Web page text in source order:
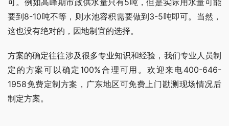
可。例如高峰期市政供水量只有5吨，但是实际用水量可能
要到8-10吨不等，则水池容积需要做到3-5吨即可。当然，
这也没有绝对的，因地制宜的选择。
方案的确定往往涉及很多专业知识和经验，我们专业人员制
定的方案可以确定100%合理可用。欢迎来电400-646-
1958免费定制方案，广东地区可免费上门勘测现场情况后
制定方案。